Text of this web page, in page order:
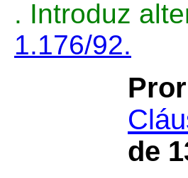
. Introduz
1.176/92.
de